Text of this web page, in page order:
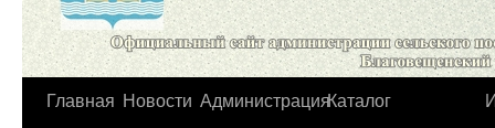
Перейти
Главная Новости АдминистрацияКаталог